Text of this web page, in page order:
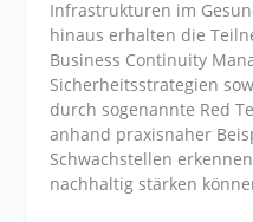
Infrastrukturen im
hinaus erhalten die
Business Continuity
Sicherheitsstrategien
durch sogenannte Red
anhand praxisnaher
Schwachstellen
nachhaltig stärken